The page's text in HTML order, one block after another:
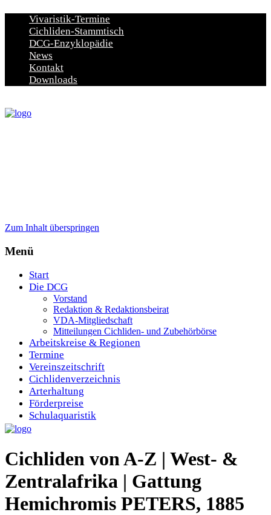
Vivaristik-Termine
Cichliden-Stammtisch
DCG-Enzyklopädie
News
Kontakt
Downloads
Zum Inhalt überspringen
Menü
Start
Die DCG
Vorstand
Redaktion & Redaktionsbeirat
VDA-Mitgliedschaft
Mitteilungen Cichliden- und Zubehörbörse
Arbeitskreise & Regionen
Termine
Vereinszeitschrift
Cichlidenverzeichnis
Arterhaltung
Förderpreise
Schulaquaristik
Cichliden von A-Z | West- &
Zentralafrika | Gattung
Hemichromis PETERS, 1885